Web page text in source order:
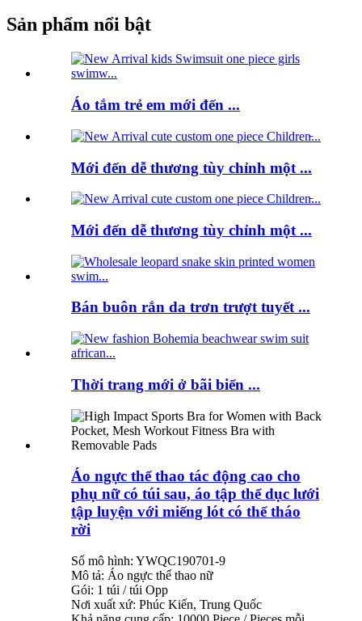
Sản phẩm nổi bật
Áo tắm trẻ em mới đến ...
Mới đến dễ thương tùy chỉnh một ...
Mới đến dễ thương tùy chỉnh một ...
Bán buôn rắn da trơn trượt tuyết ...
Thời trang mới ở bãi biển ...
Áo ngực thể thao tác động cao cho
phụ nữ có túi sau, áo tập thể dục lưới
tập luyện với miếng lót có thể tháo
rời
Số mô hình: YWQC190701-9
Mô tả: Áo ngực thể thao nữ
Gói: 1 túi / túi Opp
Nơi xuất xứ: Phúc Kiến, Trung Quốc